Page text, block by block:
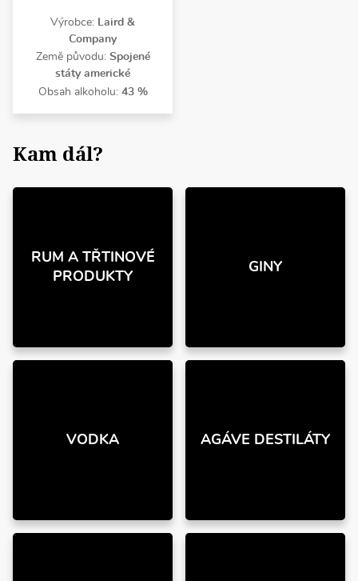
Výrobce: Laird &
Company
Země původu: Spojené
státy americké
Obsah alkoholu: 43 %
Kam dál?
RUM A TŘTINOVÉ
PRODUKTY
GINY
VODKA AGÁVE DESTILÁTY